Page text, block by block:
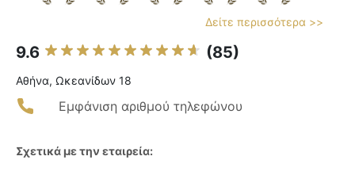
Δείτε περισσότερα >>
9.6 (85)
Αθήνα, Ωκεανίδων 18
Εμφάνιση αριθμού τηλεφώνου
Σχετικά με την εταιρεία: